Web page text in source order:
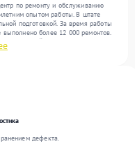
по ремонту и обслуживанию
опытом работы. В штате
подготовкой. За время работы
более 12 000 ремонтов.
300 устройств, включая , , . Мы
надежный результат
дефекта.